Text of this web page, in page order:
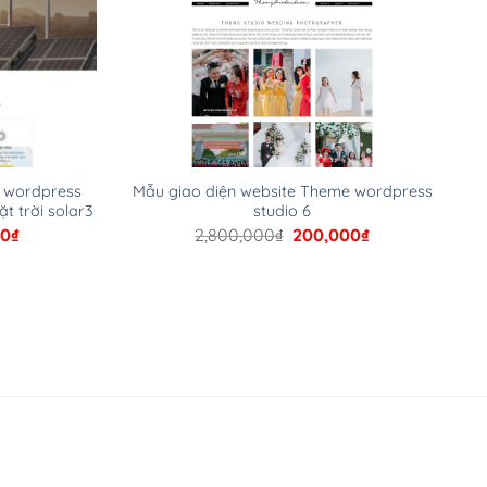
wordpress
trời solar3
₫Giá
Mẫu giao diện website Theme wordpress
studio 6
2,800,000₫ Giá
200,000₫Giá